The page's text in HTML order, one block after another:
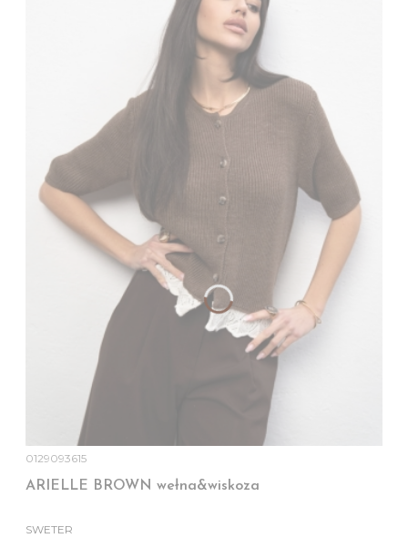
0129093615
ARIELLE BROWN wełna&wiskoza
SWETER